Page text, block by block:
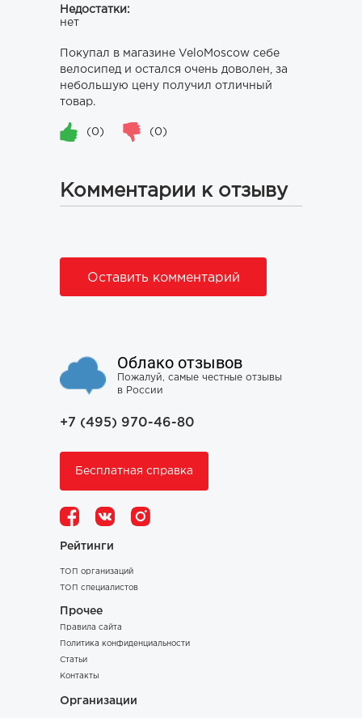
Недостатки:
нет
Покупал в магазине VeloMoscow себе
велосипед и остался очень доволен, за
небольшую цену получил отличный
товар.
(0) (0)
Комментарии к отзыву
Оставить комментарий
Облако отзывов
Пожалуй, самые честные отзывы
в России
+7 (495) 970-46-80
Бесплатная справка
Рейтинги
ТОП организаций
ТОП специалистов
Прочее
Правила сайта
Политика конфиденциальности
Статьи
Контакты
Организации